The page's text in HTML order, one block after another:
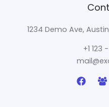
1234 Demo Ave,
+1 123